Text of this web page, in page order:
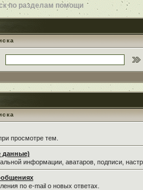
по разделам помощи
просмотре тем.
данные)
информации, аватаров, подписи,
по e-mail о новых ответах.